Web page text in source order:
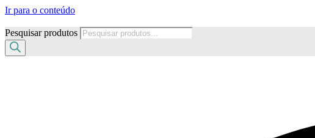
Ir para o conteúdo
Pesquisar produtos